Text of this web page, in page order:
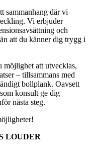
sammanhang där vi
Vi erbjuder
och
att du känner dig trygg i
möjlighet att utvecklas,
– tillsammans med
bollplank. Oavsett
konsult ge dig
nästa steg.
LOUDER